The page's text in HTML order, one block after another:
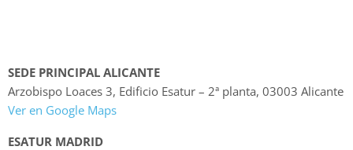
SEDE PRINCIPAL ALICANTE
Arzobispo Loaces 3, Edificio Esatur – 2ª planta, 03003 Alicante
Ver en Google Maps
ESATUR MADRID